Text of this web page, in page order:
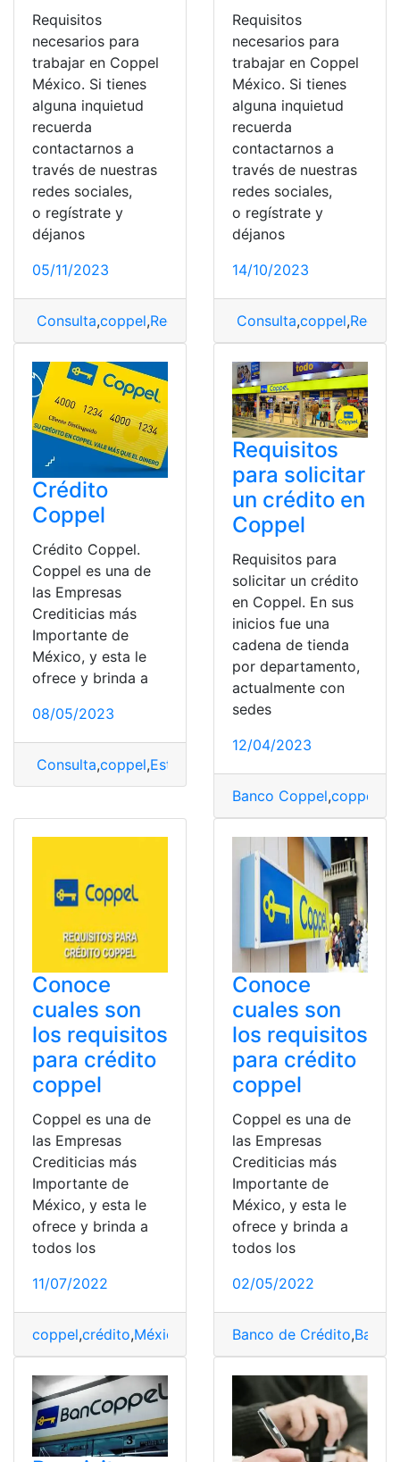
Requisitos
necesarios para
trabajar en Coppel
México. Si tienes
alguna inquietud
recuerda
contactarnos a
través de nuestras
redes sociales,
o regístrate y
déjanos
05/11/2023
Consulta,coppel,Requisitos
Requisitos
necesarios para
trabajar en Coppel
México. Si tienes
alguna inquietud
recuerda
contactarnos a
través de nuestras
redes sociales,
o regístrate y
déjanos
14/10/2023
Consulta,coppel,
Crédito
Coppel
Crédito Coppel.
Coppel es una de
las Empresas
Crediticias más
Importante de
México, y esta le
ofrece y brinda a
08/05/2023
Consulta,coppel,Estado de Cuenta Afore Coppel
Requisitos
para solicitar
un crédito en
Coppel
Requisitos para
solicitar un crédito
en Coppel. En sus
inicios fue una
cadena de tienda
por departamento,
actualmente con
sedes
12/04/2023
Banco Coppel,coppel
Conoce
cuales son
los requisitos
para crédito
coppel
Coppel es una de
las Empresas
Crediticias más
Importante de
México, y esta le
ofrece y brinda a
todos los
11/07/2022
coppel,crédito,México Requisitos,tarjeta,ventajas
Conoce
cuales son
los requisitos
para crédito
coppel
Coppel es una de
las Empresas
Crediticias más
Importante de
México, y esta le
ofrece y brinda a
todos los
02/05/2022
Banco de Crédito,